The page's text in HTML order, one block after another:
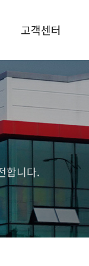
고객센터
공지사항
자주하는 질문
온라인 문의
합니다.